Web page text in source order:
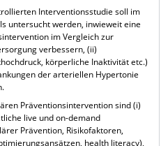
Interventionsstudie soll im
untersucht werden, inwieweit eine
im Vergleich zur
verbessern, (ii)
körperliche Inaktivität etc.)
der arteriellen Hypertonie
Präventionsintervention sind (i)
live und on-demand
Prävention, Risikofaktoren,
health literacy),